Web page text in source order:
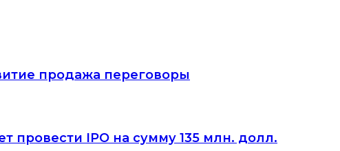
продажа переговоры
провести IPO на сумму 135 млн. долл.